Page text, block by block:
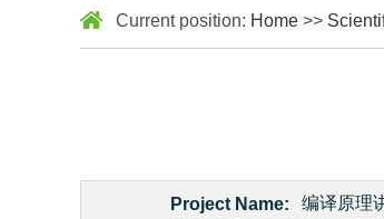
Current position: Home >>
Project Name: 编译原理